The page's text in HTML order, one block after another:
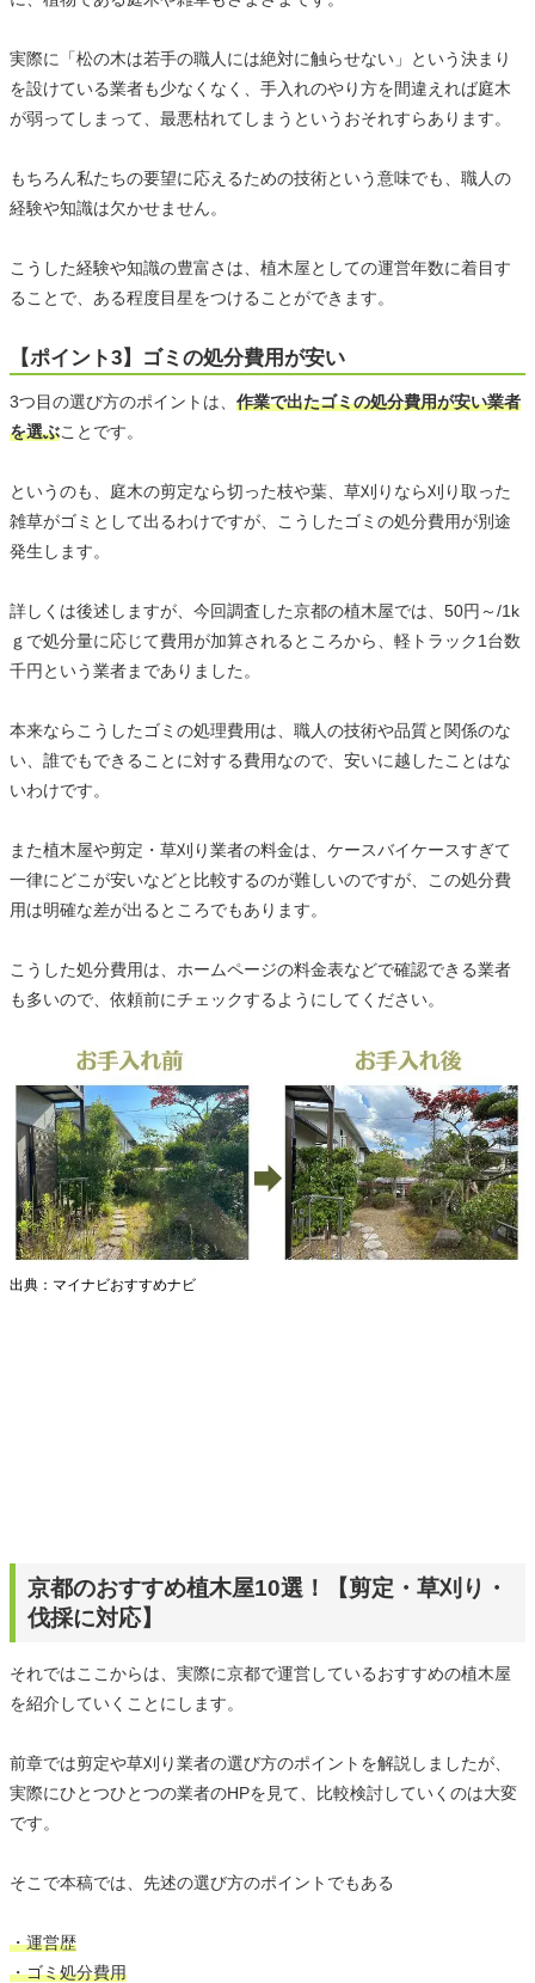
実際に「松の木は若手の職人には絶対に触らせない」という決まり
を設けている業者も少なくなく、手入れのやり方を間違えれば庭木
が弱ってしまって、最悪枯れてしまうというおそれすらあります。
もちろん私たちの要望に応えるための技術という意味でも、職人の
経験や知識は欠かせません。
こうした経験や知識の豊富さは、植木屋としての運営年数に着目す
ることで、ある程度目星をつけることができます。
【ポイント3】ゴミの処分費用が安い
3つ目の選び方のポイントは、 作業で出たゴミの処分費用が安い業者
を選ぶことです。
というのも、庭木の剪定なら切った枝や葉、草刈りなら刈り取った
雑草がゴミとして出るわけですが、こうしたゴミの処分費用が別途
発生します。
詳しくは後述しますが、今回調査した京都の植木屋では、50円～/1k
ｇで処分量に応じて費用が加算されるところから、軽トラック1台数
千円という業者までありました。
本来ならこうしたゴミの処理費用は、職人の技術や品質と関係のな
い、誰でもできることに対する費用なので、安いに越したことはな
いわけです。
また植木屋や剪定・草刈り業者の料金は、ケースバイケースすぎて
一律にどこが安いなどと比較するのが難しいのですが、この処分費
用は明確な差が出るところでもあります。
こうした処分費用は、ホームページの料金表などで確認できる業者
も多いので、依頼前にチェックするようにしてください。
出典：マイナビおすすめナビ
京都のおすすめ植木屋10選！【剪定・草刈り・
伐採に対応】
それではここからは、実際に京都で運営しているおすすめの植木屋
を紹介していくことにします。
前章では剪定や草刈り業者の選び方のポイントを解説しましたが、
実際にひとつひとつの業者のHPを見て、比較検討していくのは大変
です。
そこで本稿では、先述の選び方のポイントでもある
・運営歴
・ゴミ処分費用